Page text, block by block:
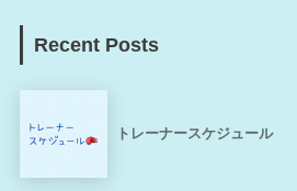
Recent Posts
トレーナースケジュール